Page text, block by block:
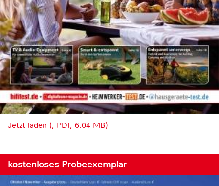
Jetzt laden (, PDF, 6.04 MB)
kostenloses Probeexemplar